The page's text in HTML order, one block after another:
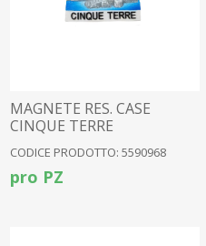
MAGNETE RES. CASE
CINQUE TERRE
CODICE PRODOTTO: 5590968
pro PZ